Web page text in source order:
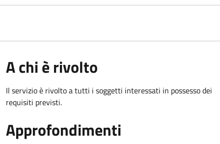
A chi è rivolto
Il servizio è rivolto a tutti i soggetti interessati in possesso dei
requisiti previsti.
Approfondimenti